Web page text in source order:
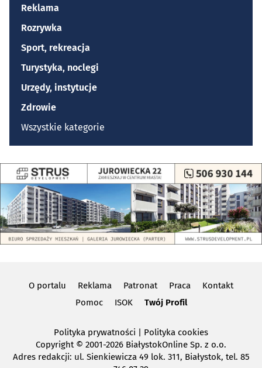
Reklama
Rozrywka
Sport, rekreacja
Turystyka, noclegi
Urzędy, instytucje
Zdrowie
Wszystkie kategorie
O portalu Reklama Patronat Praca
Kontakt
Pomoc
ISOK Twój Profil
Polityka prywatności | Polityka cookies
Copyright© 2001-2026 BiałystokOnline Sp. z o.o.
Adres redakcji: ul. Sienkiewicza 49 lok. 311, Białystok, tel. 85